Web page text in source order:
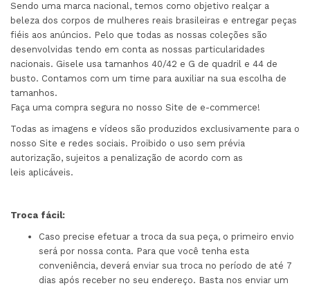
Sendo uma marca nacional, temos como objetivo realçar a
beleza dos corpos de mulheres reais brasileiras e entregar peças
fiéis aos anúncios. Pelo que todas as nossas coleções são
desenvolvidas tendo em conta as nossas particularidades
nacionais. Gisele usa tamanhos 40/42 e G de quadril e 44 de
busto. Contamos com um time para auxiliar na sua escolha de
tamanhos.
Faça uma compra segura no nosso Site de e-commerce!
Todas as imagens e vídeos são produzidos exclusivamente para o
nosso Site e redes sociais. Proibido o uso sem prévia
autorização, sujeitos a penalização de acordo com as
leis aplicáveis.
Troca fácil:
Caso precise efetuar a troca da sua peça, o primeiro envio
será por nossa conta. Para que você tenha esta
conveniência, deverá enviar sua troca no período de até 7
dias após receber no seu endereço. Basta nos enviar um